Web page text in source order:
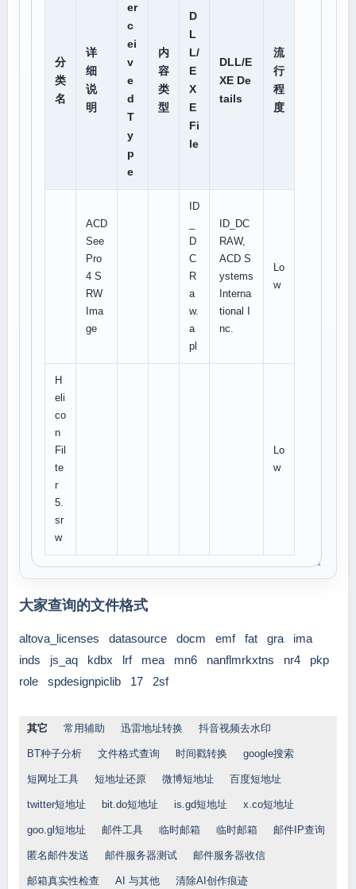
分
类
名
详
细
说
明
er
c
ei
v
e
d
T
y
p
e
内
容
类
型
D
L
L/
E
X
E
Fi
le
DLL/E
XE De
tails
流
行
程
度
ACD
See
Pro
4 S
RW
Ima
ge
ID
D
C
R
a
w.
a
pl
ID_DC
RAW,
ACD S
ystems
Interna
tional I
nc.
Lo
w
H
eli
co
n
Fil
te
r
5.
sr
w
Lo
w
大家查询的文件格式
altova_licenses datasource docm emf fat gra
ima
inds
js_aq kdbx lrf mea mn6 nanflmrkxtns nr4
pkp
role
spdesignpiclib 17 2sf
其它 常用辅助 迅雷地址转换 抖音视频去水印
BT种子分析 文件格式查询 时间戳转换 google搜索
短网址工具 短地址还原 微博短地址 百度短地址
twitter短地址 bit.do短地址 is.gd短地址 x.co短地址
goo.gl短地址 邮件工具 临时邮箱 临时邮箱 邮件IP查询
匿名邮件发送 邮件服务器测试 邮件服务器收信
邮箱真实性检查 AI 与其他 清除AI创作痕迹